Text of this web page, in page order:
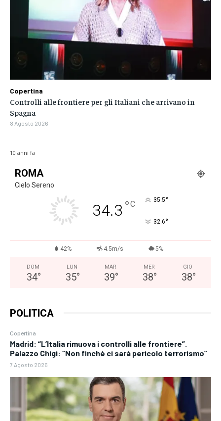
ROMA
Cielo Sereno
34.3 °C 35.5°
32.6°
42% 4.5m/s 5%
DOM
34°
LUN
35°
MAR
39°
MER
38°
GIO
38°
POLITICA
Copertina
Madrid: “L’Italia rimuova i controlli alle frontiere”.
Palazzo Chigi: “Non finché ci sarà pericolo terrorismo”
7 Agosto 2026
10 anni fa
Copertina
Controlli alle frontiere per gli Italiani che arrivano in
Spagna
8 Agosto 2026